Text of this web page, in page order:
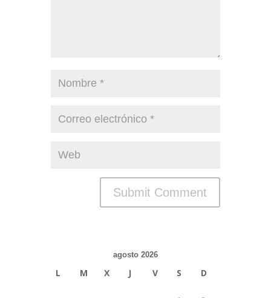
agosto 2026
L M X J V S D